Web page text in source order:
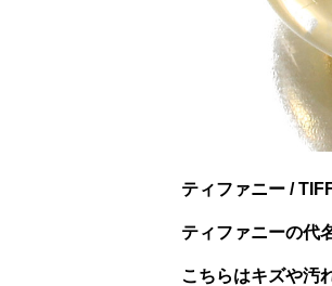
ティファニー /
ティファニーの代
こちらはキズや汚